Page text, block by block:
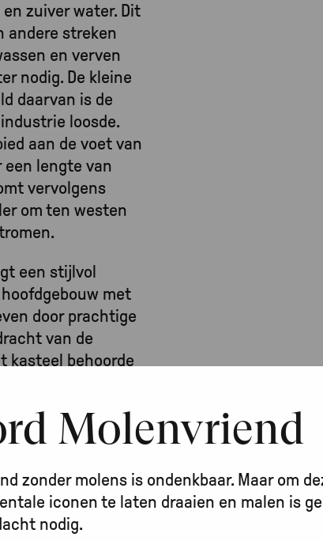
zuiver water. Dit
andere streken
en verven
nodig. De kleine
daarvan is de
loosde.
aan de voet van
een lengte van
vervolgens
om ten westen
een stijlvol
hoofdgebouw met
door prachtige
van de
kasteel behoorde
Arnold von
Op 12
De nieuwe
van Johann
werd het landgoed
bij
Molenvriend
zonder molens is ondenkbaar. Maar om
iconen te laten draaien en malen is
nodig.